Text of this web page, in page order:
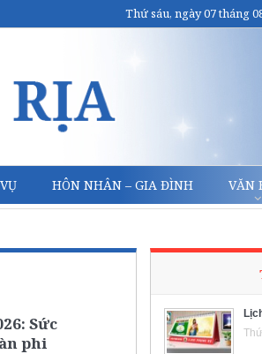
Thứ sáu, ngày 07 tháng
HÔN NHÂN – GIA ĐÌNH VĂN
Sức
phi